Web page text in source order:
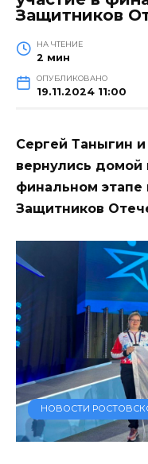
Защитников
НА ЧТЕНИЕ
2 мин
ОПУБЛИКОВАНО
19.11.2024 11:00
Сергей Таныгин
вернулись домой
финальном этапе
Защитников
НОВОСТИ